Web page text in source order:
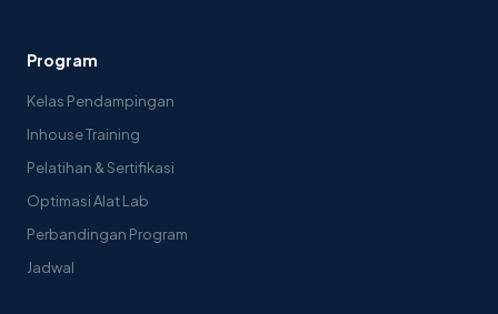
Program
Kelas Pendampingan
Inhouse Training
Pelatihan & Sertifikasi
Optimasi Alat Lab
Perbandingan Program
Jadwal